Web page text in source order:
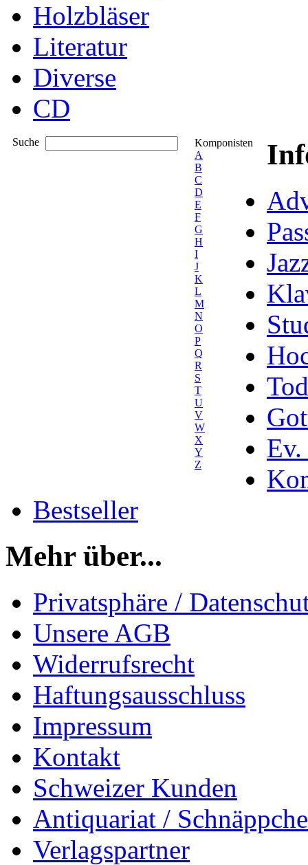
Holzbläser
Literatur
Diverse
CD
Suche
Komponisten
A
B
C
D
E
F
G
H
I
J
K
L
M
N
O
P
Q
R
S
T
U
V
W
X
Y
Z
Ev.
Bestseller
Mehr über...
Privatsphäre /
Unsere AGB
Widerrufsrecht
Haftungsausschluss
Impressum
Kontakt
Schweizer Kunden
Antiquariat /
Verlagspartner